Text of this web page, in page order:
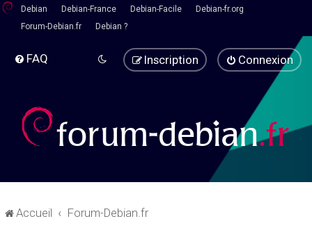
Debian Debian-France Debian-Facile
Debian-fr.org
Forum-Debian.fr
Debian ?
FAQ Connexion
Inscription
Accueil Forum-Debian.fr